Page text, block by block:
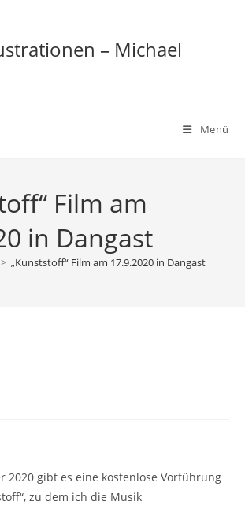
– Michael
Menü
Film am
in Dangast
> „Kunststoff“ Film am 17.9.2020 in Dangast
2020 gibt es eine kostenlose Vorführung
zu dem ich die Musik